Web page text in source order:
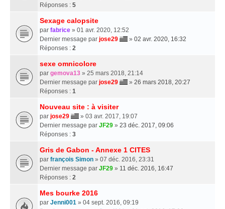
Réponses : 5
Sexage calopsite
par fabrice » 01 avr. 2020, 12:52
Dernier message par jose29 » 02 avr. 2020, 16:32
Réponses : 2
sexe omnicolore
par gemova13 » 25 mars 2018, 21:14
Dernier message par jose29 » 26 mars 2018, 20:27
Réponses : 1
Nouveau site : à visiter
par jose29
» 03 avr. 2017, 19:07
Dernier message par JF29 » 23 déc. 2017, 09:06
Réponses : 3
Gris de Gabon - Annexe 1 CITES
par françois Simon » 07 déc. 2016, 23:31
Dernier message par JF29 » 11 déc. 2016, 16:47
Réponses : 2
Mes bourke 2016
par Jenni001 » 04 sept. 2016, 09:19